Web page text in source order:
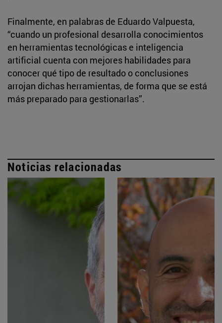
Finalmente, en palabras de Eduardo Valpuesta,
“cuando un profesional desarrolla conocimientos
en herramientas tecnológicas e inteligencia
artificial cuenta con mejores habilidades para
conocer qué tipo de resultado o conclusiones
arrojan dichas herramientas, de forma que se está
más preparado para gestionarlas”.
Noticias relacionadas